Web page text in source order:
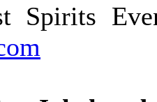
Spirits